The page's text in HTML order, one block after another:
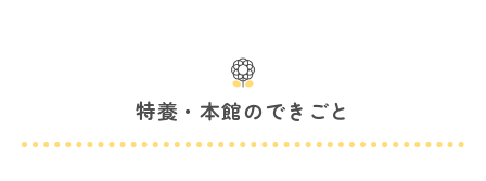
特養・本館のできごと